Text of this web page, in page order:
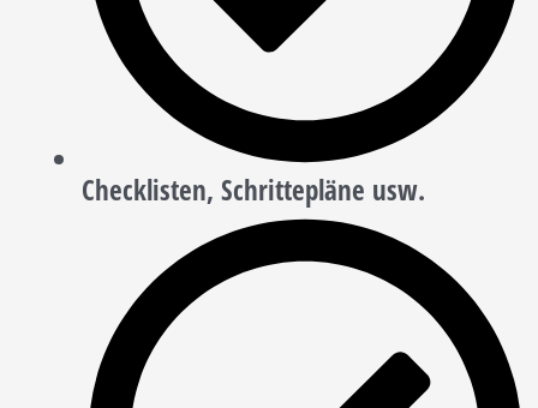
Checklisten, Schrittepläne usw.